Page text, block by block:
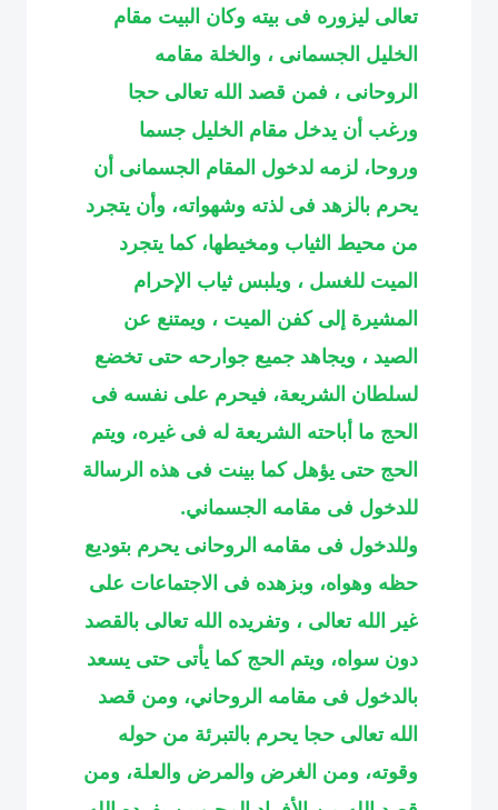
تعالى ليزوره فى بيته وكان البيت مقام
الخليل الجسمانى ، والخلة مقامه
الروحانى ، فمن قصد الله تعالى حجا
ورغب أن يدخل مقام الخليل جسما
وروحا، لزمه لدخول المقام الجسمانى أن
يحرم بالزهد فى لذته وشهواته، وأن يتجرد
من محيط الثياب ومخيطها، كما يتجرد
الميت للغسل ، ويلبس ثياب الإحرام
المشيرة إلى كفن الميت ، ويمتنع عن
الصيد ، ويجاهد جميع جوارحه حتى تخضع
لسلطان الشريعة، فيحرم على نفسه فى
الحج ما أباحته الشريعة له فى غيره، ويتم
الحج حتى يؤهل كما بينت فى هذه الرسالة
للدخول فى مقامه الجسماني.
وللدخول فى مقامه الروحانى يحرم بتوديع
حظه وهواه، وبزهده فى الاجتماعات على
غير الله تعالى ، وتفريده الله تعالى بالقصد
دون سواه، ويتم الحج كما يأتى حتى يسعد
بالدخول فى مقامه الروحاني، ومن قصد
الله تعالى حجا يحرم بالتبرئة من حوله
وقوته، ومن الغرض والمرض والعلة، ومن